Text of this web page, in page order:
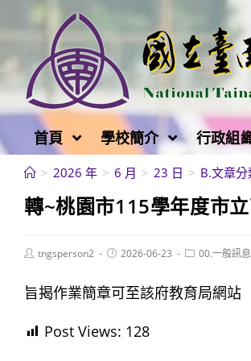
轉
至
容
首頁 學校簡介 行政組
> 2026 年 > 6 月 > 23 日 > B.文章分
轉~桃園市115學年度市
Posttngsperson2
Post2026-06-23
Post00.一般訊息
旨揭作業簡章可至該府教育局網
Post Views: 128